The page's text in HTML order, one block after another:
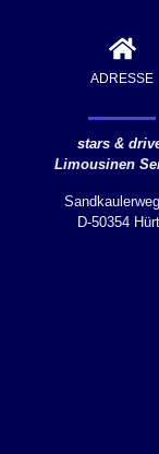
ADRESSE
stars &
Limousinen
D-50354